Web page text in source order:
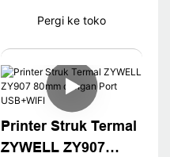
Pergi ke toko
Printer Struk Termal
ZYWELL ZY907